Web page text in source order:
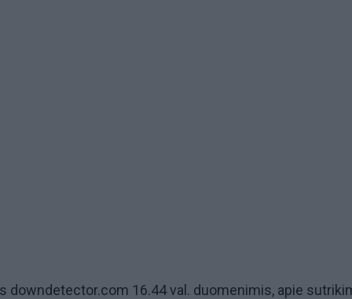
downdetector.com 16.44 val. duomenimis, apie